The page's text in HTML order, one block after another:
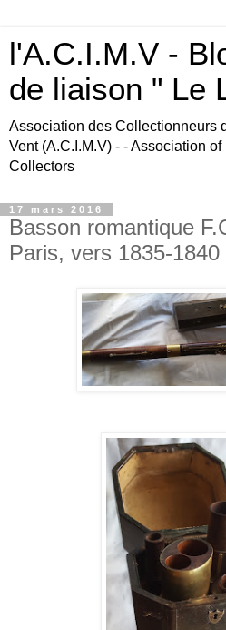
l'A.C.I.M.V -
de liaison " Le
Association des Collectionneurs
Vent (A.C.I.M.V) - - Association
Collectors
17 mars 2016
Basson romantique
Paris, vers 1835-1840